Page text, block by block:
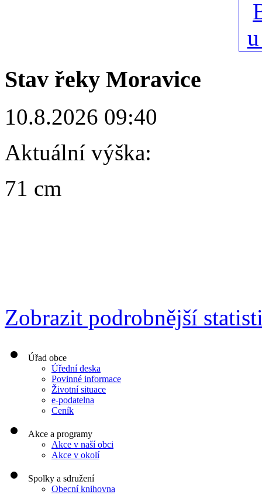
Stav řeky Moravice
10.8.2026 09:40
Aktuální výška:
71 cm
Zobrazit podrobnější
Úřad obce
Úřední deska
Povinné informace
Životní situace
e-podatelna
Ceník
Akce a programy
Akce v naší obci
Akce v okolí
Spolky a sdružení
Obecní knihovna